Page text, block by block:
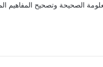
الصحيحة وتصحيح المفاهيم